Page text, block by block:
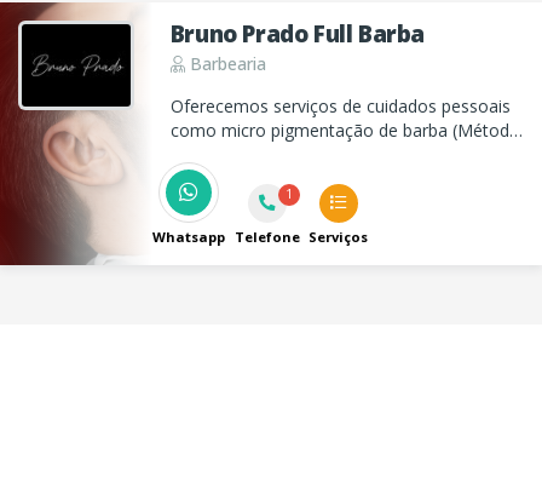
Bruno Prado Full Barba
Barbearia
Oferecemos serviços de cuidados pessoais
como micro pigmentação de barba (Método
resultados de qualidade e satisfação para
nossos clientes.
Whatsapp
1
Telefone Serviços